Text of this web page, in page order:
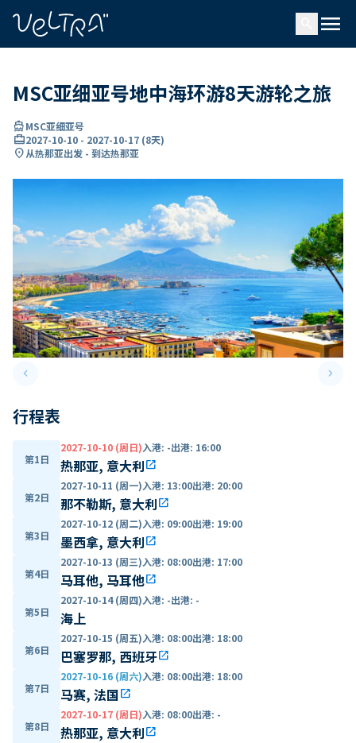
menu
MSC亚细亚号地中海环游8天游轮之旅
directions_boatMSC亚细亚号
card_travel2027-10-10 - 2027-10-17 (8天)
location_on从热那亚出发 - 到达热那亚
keyboard_arrow_leftPrevious slide keyboard_arrow_right
行程表
第1日
2027-10-10 (周日)入港: -出港: 16:00
热那亚, 意大利open_in_new
第2日
2027-10-11 (周一)入港: 13:00出港: 20:00
那不勒斯, 意大利open_in_new
第3日
2027-10-12 (周二)入港: 09:00出港: 19:00
墨西拿, 意大利open_in_new
第4日
2027-10-13 (周三)入港: 08:00出港: 17:00
马耳他, 马耳他open_in_new
第5日
2027-10-14 (周四)入港: -出港: -
海上
第6日
2027-10-15 (周五)入港: 08:00出港: 18:00
巴塞罗那, 西班牙open_in_new
第7日
2027-10-16 (周六)入港: 08:00出港: 18:00
马赛, 法国open_in_new
第8日
2027-10-17 (周日)入港: 08:00出港: -
热那亚, 意大利open_in_new